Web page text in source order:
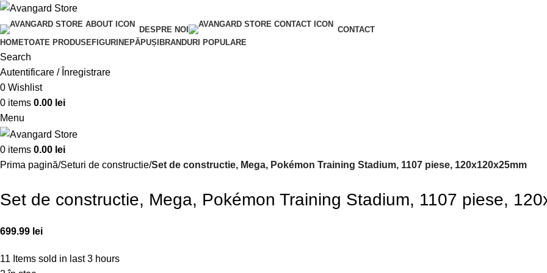
DESPRE NOI
CONTACT
HOMETOATE PRODUSEFIGURINEPĂPUȘI BRANDURI POPULARE
Search
Autentificare / Înregistrare
0 Wishlist
0 items 0.00 lei
Menu
0 items 0.00 lei
Prima pagină Seturi de constructie Set de constructie, Mega, Pokémon Training Stadium, 1107 piese, 120x120x25mm
Set de constructie, Mega, Pokémon Training Stadium, 1107 piese,
699.99 lei
11 Items sold in last 3 hours